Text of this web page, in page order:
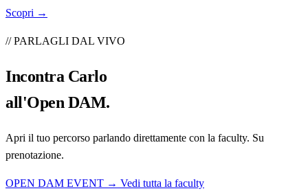
Scopri →
// PARLAGLI DAL VIVO
Incontra Carlo
all'Open DAM.
Apri il tuo percorso parlando direttamente con la faculty. Su
prenotazione.
OPEN DAM EVENT → Vedi tutta la faculty